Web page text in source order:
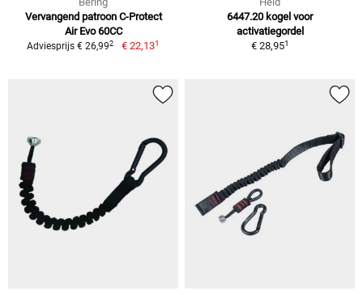
Vervangend patroon C-Protect
Air Evo 60CC
Adviesprijs € 26,992 € 22,131
6447.20 kogel voor
activatiegordel
€ 28,951